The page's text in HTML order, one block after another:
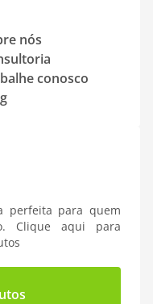
nós
conosco
perfeita para quem
Clique aqui para